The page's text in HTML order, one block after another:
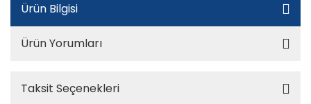
Ürün Bilgisi
Ürün Yorumları
Taksit Seçenekleri